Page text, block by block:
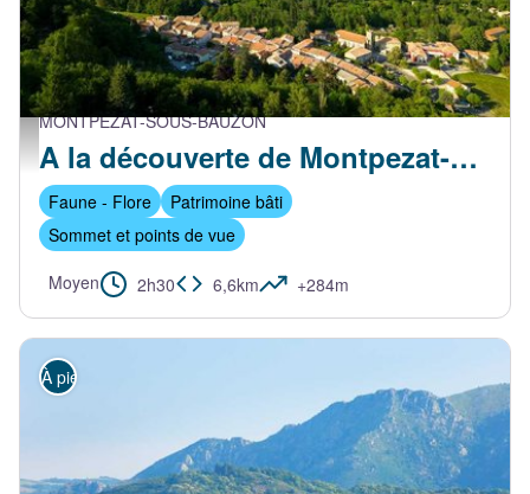
MONTPEZAT-SOUS-BAUZON
A la découverte de Montpezat-sous-Bauzon, Chalias
Faune - Flore
Patrimoine bâti
Sommet et points de vue
Moyen
2h30 6,6km +284m
À pied